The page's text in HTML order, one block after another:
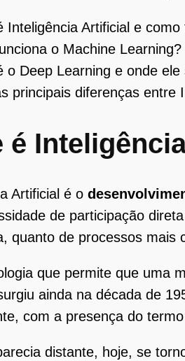
Inteligência Artificial e como
o Machine Learning?
o Deep Learning e onde ele
principais diferenças entre
é
Artificial é o
de participação
quanto de processos mais
que permite que uma
ainda na década de
com a presença do
distante, hoje, se